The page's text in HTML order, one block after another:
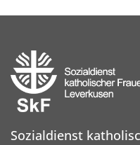
Sozialdienst